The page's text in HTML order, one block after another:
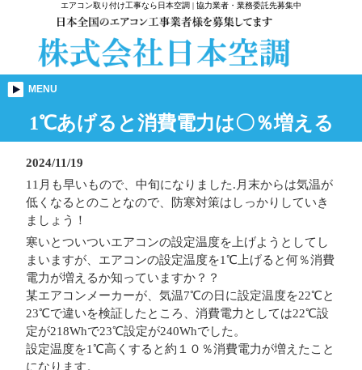
エアコン取り付け工事なら日本空調 | 協力業者・業務委託先募集中
MENU
1℃あげると消費電力は〇％増える
2024/11/19
11月も早いもので、中旬になりました.月末からは気温が
低くなるとのことなので、防寒対策はしっかりしていき
ましょう！
寒いとついついエアコンの設定温度を上げようとしてし
まいますが、エアコンの設定温度を1℃上げると何％消費
電力が増えるか知っていますか？？
某エアコンメーカーが、気温7℃の日に設定温度を22℃と
23℃で違いを検証したところ、消費電力としては22℃設
定が218Whで23℃設定が240Whでした。
設定温度を1℃高くすると約１０％消費電力が増えたこと
になります。